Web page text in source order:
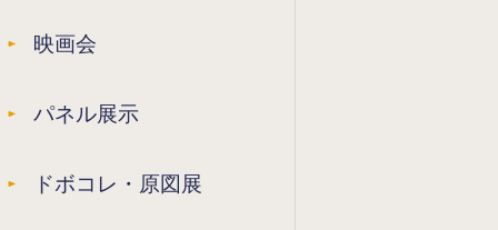
映画会
パネル展示
ドボコレ・原図展